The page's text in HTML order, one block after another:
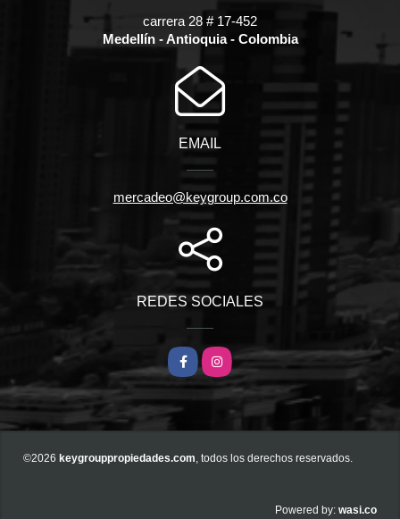
carrera 28 # 17-452
Medellín - Antioquia - Colombia
EMAIL
mercadeo@keygroup.com.co
REDES SOCIALES
FacebookInstagram
©2026 keygrouppropiedades.com, todos los derechos reservados.
Powered by: wasi.co